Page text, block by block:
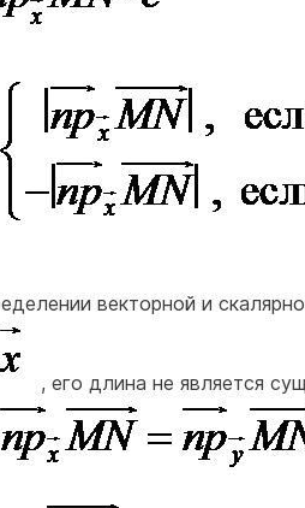
векторной и
, его длина не является